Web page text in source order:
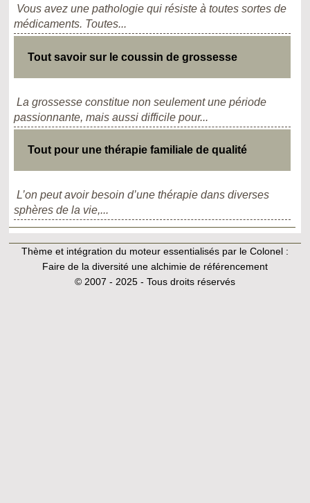
Vous avez une pathologie qui résiste à toutes sortes de
médicaments. Toutes...
Tout savoir sur le coussin de grossesse
La grossesse constitue non seulement une période
passionnante, mais aussi difficile pour...
Tout pour une thérapie familiale de qualité
L’on peut avoir besoin d’une thérapie dans diverses
sphères de la vie,...
Thème et intégration du moteur essentialisés par le Colonel :
Faire de la diversité une alchimie de référencement
© 2007 - 2025 - Tous droits réservés